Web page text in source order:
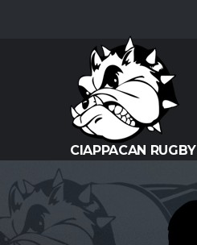
CIAPPACAN RUGBY